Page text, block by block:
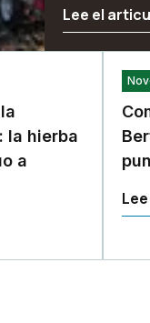
Lee el
la hierba
a